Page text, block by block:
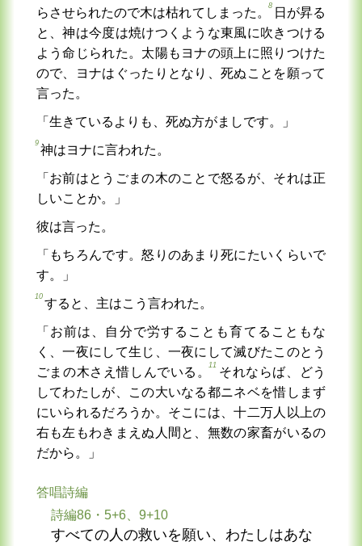
らさせられたので木は枯れてしまった。
8
日が昇る
と、神は今度は焼けつくような東風に吹きつける
よう命じられた。太陽もヨナの頭上に照りつけた
ので、ヨナはぐったりとなり、死ぬことを願って
言った。
「生きているよりも、死ぬ方がましです。」
9
神はヨナに言われた。
「お前はとうごまの木のことで怒るが、それは正
しいことか。」
彼は言った。
「もちろんです。怒りのあまり死にたいくらいで
す。」
10
すると、主はこう言われた。
「お前は、自分で労することも育てることもな
く、一夜にして生じ、一夜にして滅びたこのとう
ごまの木さえ惜しんでいる。
11
それならば、どう
してわたしが、この大いなる都ニネベを惜しまず
にいられるだろうか。そこには、十二万人以上の
右も左もわきまえぬ人間と、無数の家畜がいるの
だから。」
答唱詩編
詩編86・5+6、9+10
すべての人の救いを願い、わたしはあな